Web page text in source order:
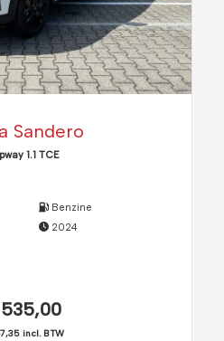
Sandero
1.1 TCE
Benzine
2024
incl. BTW